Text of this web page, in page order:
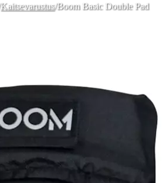
Kaitsevarustus/Boom Basic Double Pad